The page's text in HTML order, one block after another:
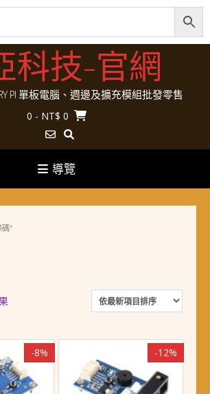
科技-官網
PI 單板電腦、週邊及擴充模組批發零售
0 - NT$ 0
導覽
”
依
項
目
排
序
-8% -12%